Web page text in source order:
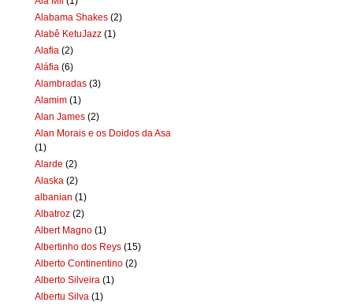
Alabama Shakes (2)
Alabê KetuJazz (1)
Alafia (2)
Aláfia (6)
Alambradas (3)
Alamim (1)
Alan James (2)
Alan Morais e os Doidos da Asa
(1)
Alarde (2)
Alaska (2)
albanian (1)
Albatroz (2)
Albert Magno (1)
Albertinho dos Reys (15)
Alberto Continentino (2)
Alberto Silveira (1)
Albertu Silva (1)